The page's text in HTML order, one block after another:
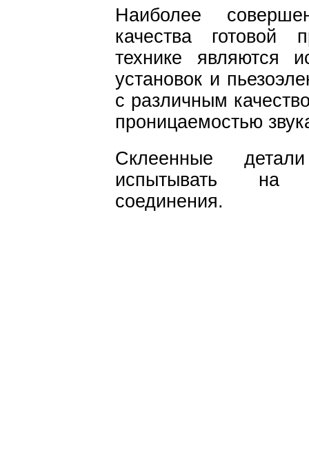
Наиболее
качества готовой
технике являются
установок и
с различным
проницаемостью
Склеенные
испытывать на
соединения.